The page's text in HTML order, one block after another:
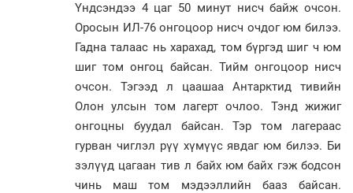
Үндсэндээ 4 цаг 50 минут нисч байж очсон.
Оросын ИЛ-76 онгоцоор нисч очдог юм билээ.
Гадна талаас нь харахад, том бүргэд шиг ч юм
шиг том онгоц байсан. Тийм онгоцоор нисч
очсон. Тэгээд л цаашаа Антарктид тивийн
Олон улсын том лагерт очлоо. Тэнд жижиг
онгоцны буудал байсан. Тэр том лагераас
гурван чиглэл рүү хүмүүс явдаг юм билээ. Би
зэлүүд цагаан тив л байх юм байх гэж бодсон
чинь маш том мэдээллийн бааз байсан.